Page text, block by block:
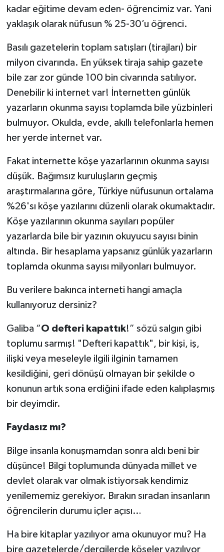
kadar eğitime devam eden- öğrencimiz var. Yani
yaklaşık olarak nüfusun % 25-30’u öğrenci.
Basılı gazetelerin toplam satışları (tirajları) bir
milyon civarında. En yüksek tiraja sahip gazete
bile zar zor günde 100 bin civarında satılıyor.
Denebilir ki internet var! İnternetten günlük
yazarların okunma sayısı toplamda bile yüzbinleri
bulmuyor. Okulda, evde, akıllı telefonlarla hemen
her yerde internet var.
Fakat internette köşe yazarlarının okunma sayısı
düşük. Bağımsız kuruluşların geçmiş
araştırmalarına göre, Türkiye nüfusunun ortalama
%26'sı köşe yazılarını düzenli olarak okumaktadır.
Köşe yazılarının okunma sayıları popüler
yazarlarda bile bir yazının okuyucu sayısı binin
altında. Bir hesaplama yapsanız günlük yazarların
toplamda okunma sayısı milyonları bulmuyor.
Bu verilere bakınca interneti hangi amaçla
kullanıyoruz dersiniz?
Galiba “O defteri kapattık!” sözü salgın gibi
toplumu sarmış! "Defteri kapattık", bir kişi, iş,
ilişki veya meseleyle ilgili ilginin tamamen
kesildiğini, geri dönüşü olmayan bir şekilde o
konunun artık sona erdiğini ifade eden kalıplaşmış
bir deyimdir.
Faydasız mı?
Bilge insanla konuşmamdan sonra aldı beni bir
düşünce! Bilgi toplumunda dünyada millet ve
devlet olarak var olmak istiyorsak kendimiz
yenilememiz gerekiyor. Bırakın sıradan insanların
öğrencilerin durumu içler açısı…
Ha bire kitaplar yazılıyor ama okunuyor mu? Ha
bire gazetelerde/dergilerde köşeler yazılıyor